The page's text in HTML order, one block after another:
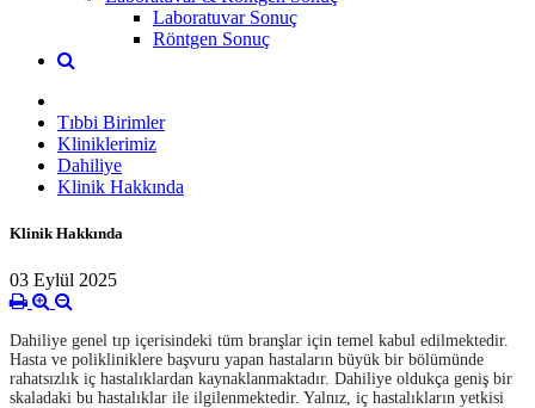
Laboratuvar Sonuç
Röntgen Sonuç
Tıbbi Birimler
Kliniklerimiz
Dahiliye
Klinik Hakkında
Klinik Hakkında
03 Eylül 2025
Dahiliye genel tıp içerisindeki tüm branşlar için temel kabul edilmektedir.
Hasta ve polikliniklere başvuru yapan hastaların büyük bir bölümünde
rahatsızlık iç hastalıklardan kaynaklanmaktadır. Dahiliye oldukça geniş bir
skaladaki bu hastalıklar ile ilgilenmektedir. Yalnız, iç hastalıkların yetkisi